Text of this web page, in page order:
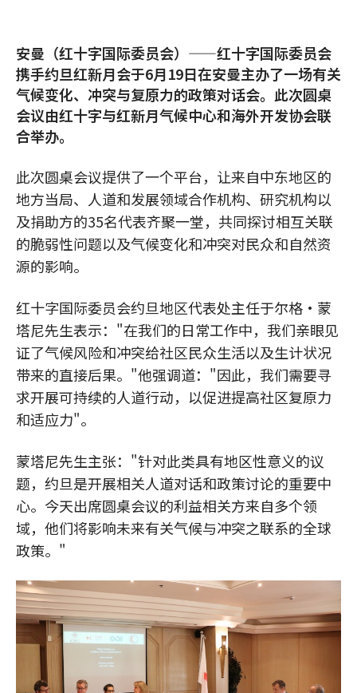
安曼（红十字国际委员会）——红十字国际委员会
携手约旦红新月会于6月19日在安曼主办了一场有关
气候变化、冲突与复原力的政策对话会。此次圆桌
会议由红十字与红新月气候中心和海外开发协会联
合举办。
此次圆桌会议提供了一个平台，让来自中东地区的
地方当局、人道和发展领域合作机构、研究机构以
及捐助方的35名代表齐聚一堂，共同探讨相互关联
的脆弱性问题以及气候变化和冲突对民众和自然资
源的影响。
红十字国际委员会约旦地区代表处主任于尔格·蒙
塔尼先生表示："在我们的日常工作中，我们亲眼见
证了气候风险和冲突给社区民众生活以及生计状况
带来的直接后果。"他强调道："因此，我们需要寻
求开展可持续的人道行动，以促进提高社区复原力
和适应力"。
蒙塔尼先生主张："针对此类具有地区性意义的议
题，约旦是开展相关人道对话和政策讨论的重要中
心。今天出席圆桌会议的利益相关方来自多个领
域，他们将影响未来有关气候与冲突之联系的全球
政策。"